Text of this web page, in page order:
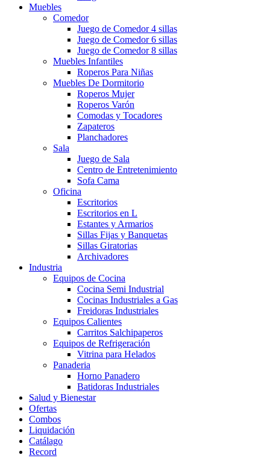
Muebles
Comedor
Juego de Comedor 4 sillas
Juego de Comedor 6 sillas
Juego de Comedor 8 sillas
Muebles Infantiles
Roperos Para Niñas
Muebles De Dormitorio
Roperos Mujer
Roperos Varón
Comodas y Tocadores
Zapateros
Planchadores
Sala
Juego de Sala
Centro de Entretenimiento
Sofa Cama
Oficina
Escritorios
Escritorios en L
Estantes y Armarios
Sillas Fijas y Banquetas
Sillas Giratorias
Archivadores
Industria
Equipos de Cocina
Cocina Semi Industrial
Cocinas Industriales a Gas
Freidoras Industriales
Equipos Calientes
Carritos Salchipaperos
Equipos de Refrigeración
Vitrina para Helados
Panaderia
Horno Panadero
Batidoras Industriales
Salud y Bienestar
Ofertas
Combos
Liquidación
Catálago
Record